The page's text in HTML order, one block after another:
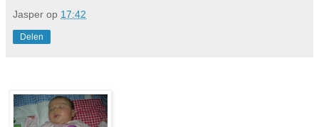
Jasper op 17:42
Delen